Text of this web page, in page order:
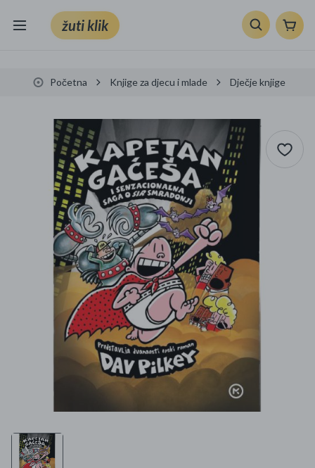
žuti klik
Mobiteli, računala i elektronika
TV, audio i foto
VRT I ALATI
Klik supermarket
Sport i slobodno vrijeme
Ljepota i zdravlje
Mame i bebe
Kućanski aparati
Početna Knjige za djecu i mlade Dječje knjige